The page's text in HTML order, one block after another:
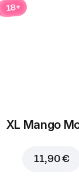
18+
XL Mango
11,90 €